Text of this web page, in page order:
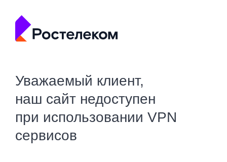
Уважаемый клиент,
наш сайт недоступен
при использовании VPN
сервисов